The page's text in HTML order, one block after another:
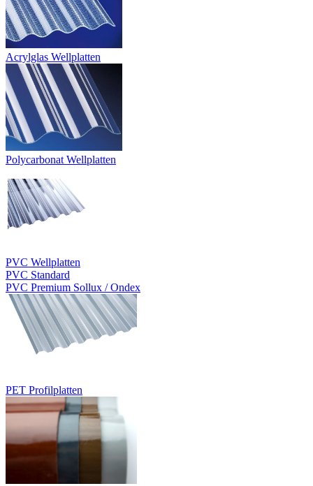
Acrylglas Wellplatten
Polycarbonat Wellplatten
PVC Wellplatten
PVC Standard
PVC Premium Sollux / Ondex
PET Profilplatten